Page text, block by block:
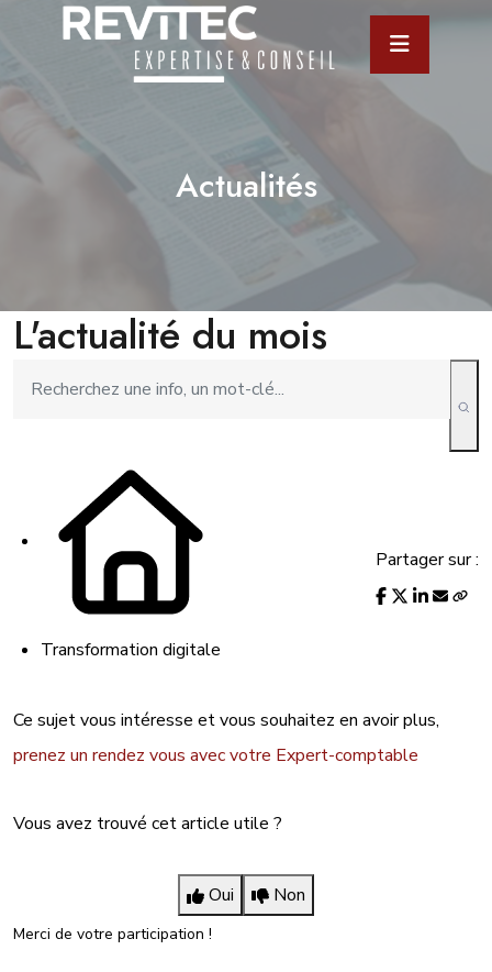
Actualités
L'actualité du mois
Transformation digitale
Partager sur :
Ce sujet vous intéresse et vous souhaitez en avoir plus,
prenez un rendez vous avec votre Expert-comptable
Vous avez trouvé cet article utile ?
Oui Non
Merci de votre participation !